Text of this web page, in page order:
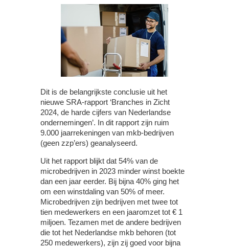
Dit is de belangrijkste conclusie uit het
nieuwe SRA-rapport ‘Branches in Zicht
2024, de harde cijfers van Nederlandse
ondernemingen’. In dit rapport zijn ruim
9.000 jaarrekeningen van mkb-bedrijven
(geen zzp’ers) geanalyseerd.
Uit het rapport blijkt dat 54% van de
microbedrijven in 2023 minder winst boekte
dan een jaar eerder. Bij bijna 40% ging het
om een winstdaling van 50% of meer.
Microbedrijven zijn bedrijven met twee tot
tien medewerkers en een jaaromzet tot € 1
miljoen. Tezamen met de andere bedrijven
die tot het Nederlandse mkb behoren (tot
250 medewerkers), zijn zij goed voor bijna